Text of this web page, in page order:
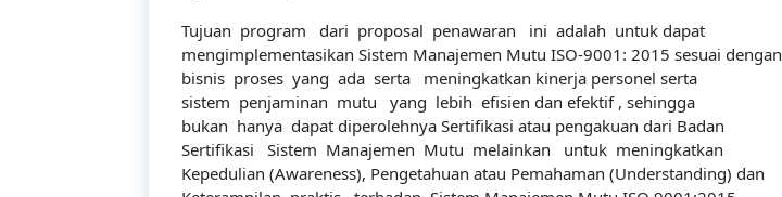
Tujuan program dari proposal penawaran ini adalah untuk dapat
mengimplementasikan Sistem Manajemen Mutu ISO-9001: 2015 sesuai dengan
bisnis proses yang ada serta meningkatkan kinerja personel serta
sistem penjaminan mutu yang lebih efisien dan efektif , sehingga
bukan hanya dapat diperolehnya Sertifikasi atau pengakuan dari Badan
Sertifikasi Sistem Manajemen Mutu melainkan untuk meningkatkan
Kepedulian (Awareness), Pengetahuan atau Pemahaman (Understanding) dan